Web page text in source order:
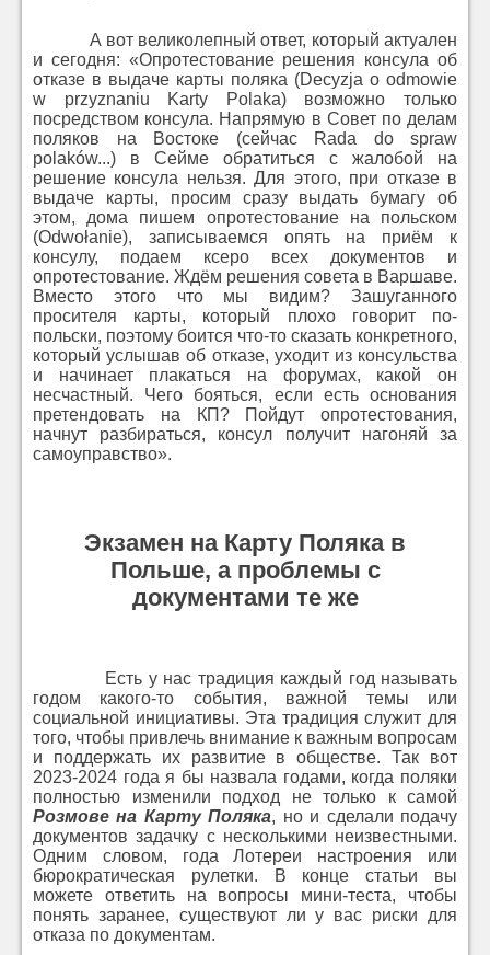
А вот великолепный ответ, который актуален
и сегодня: «Опротестование решения консула об
отказе в выдаче карты поляка (Decyzja o odmowie
w przyznaniu Karty Polaka) возможно только
посредством консула. Напрямую в Совет по делам
поляков на Востоке (сейчас Rada do spraw
polaków...) в Сейме обратиться с жалобой на
решение консула нельзя. Для этого, при отказе в
выдаче карты, просим сразу выдать бумагу об
этом, дома пишем опротестование на польском
(Odwołanie), записываемся опять на приём к
консулу, подаем ксеро всех документов и
опротестование. Ждём решения совета в Варшаве.
Вместо этого что мы видим? Зашуганного
просителя карты, который плохо говорит по-
польски, поэтому боится что-то сказать конкретного,
который услышав об отказе, уходит из консульства
и начинает плакаться на форумах, какой он
несчастный. Чего бояться, если есть основания
претендовать на КП? Пойдут опротестования,
начнут разбираться, консул получит нагоняй за
самоуправство».
Экзамен на Карту Поляка в
Польше, а проблемы с
документами те же
Есть у нас традиция каждый год называть
годом какого-то события, важной темы или
социальной инициативы. Эта традиция служит для
того, чтобы привлечь внимание к важным вопросам
и поддержать их развитие в обществе. Так вот
2023-2024 года я бы назвала годами, когда поляки
полностью изменили подход не только к самой
Розмове на Карту Поляка, но и сделали подачу
документов задачку с несколькими неизвестными.
Одним словом, года Лотереи настроения или
бюрократическая рулетки. В конце статьи вы
можете ответить на вопросы мини-теста, чтобы
понять заранее, существуют ли у вас риски для
отказа по документам.